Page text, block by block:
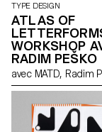
TYPE DESIGN
ATLAS OF
WORKSHOP
RADIM PEŠKO
avec MATD,